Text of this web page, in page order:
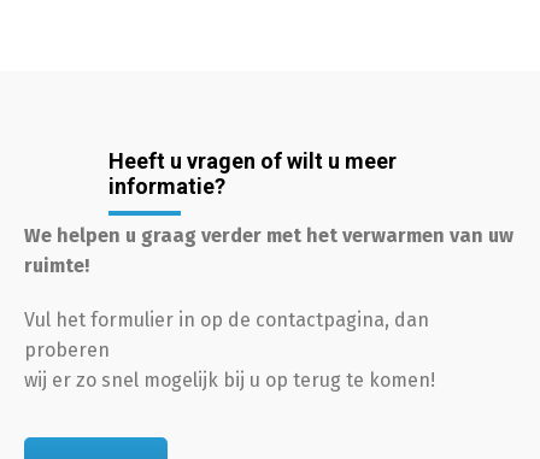
Heeft u vragen of wilt u meer
informatie?
We helpen u graag verder met het verwarmen van uw
ruimte!
Vul het formulier in op de contactpagina, dan
proberen
wij er zo snel mogelijk bij u op terug te komen!